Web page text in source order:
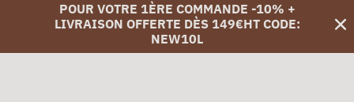
POUR VOTRE 1ÈRE COMMANDE -10% +
LIVRAISON OFFERTE DÈS 149€HT CODE:
NEW10L